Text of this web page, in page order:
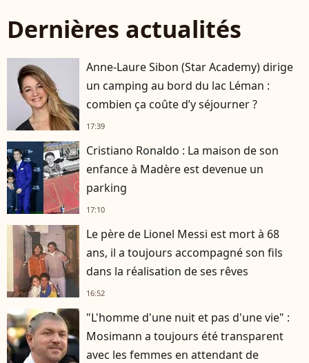
Dernières actualités
Anne-Laure Sibon (Star Academy) dirige
un camping au bord du lac Léman :
combien ça coûte d’y séjourner ?
17:39
Cristiano Ronaldo : La maison de son
enfance à Madère est devenue un
parking
17:10
Le père de Lionel Messi est mort à 68
ans, il a toujours accompagné son fils
dans la réalisation de ses rêves
16:52
"L'homme d'une nuit et pas d'une vie" :
Mosimann a toujours été transparent
avec les femmes en attendant de